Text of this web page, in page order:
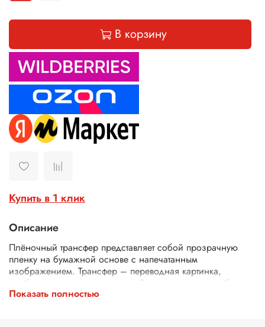
В корзину
Купить в 1 клик
Описание
Плёночный трансфер представляет собой прозрачную
пленку на бумажной основе с напечатанным
изображением. Трансфер – переводная картинка,
изображение, с его помощью Ваше изделие приобретет
неповторимость и уникальность. Трансферной бумагой
Показать полностью